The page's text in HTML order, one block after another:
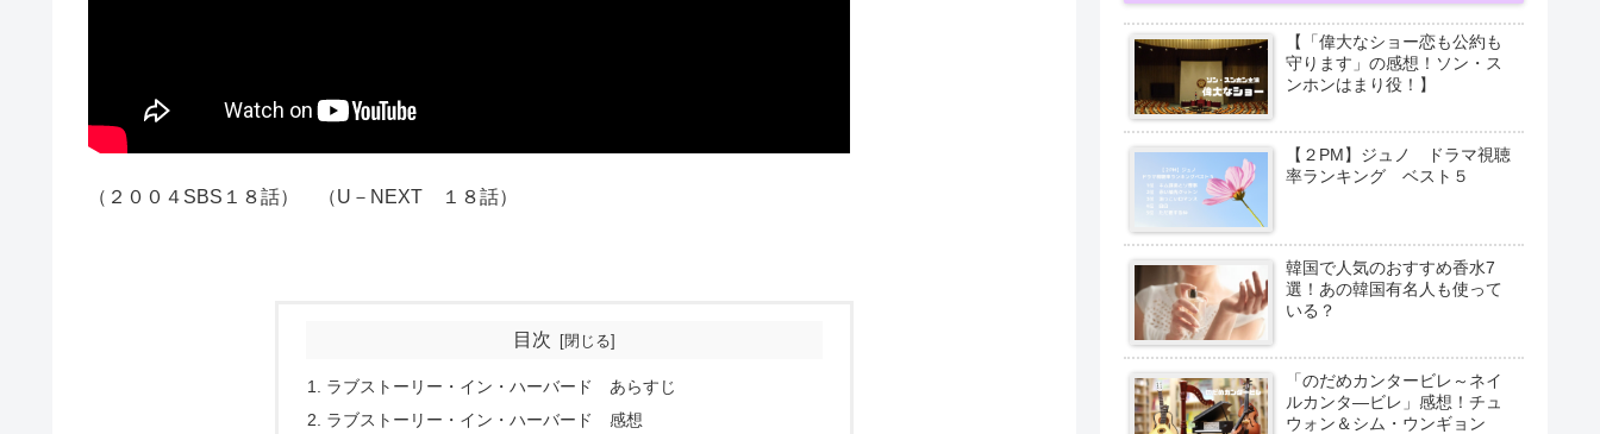
（２００４SBS１８話） （U－NEXT １８話）
目次
ラブストーリー・イン・ハーバード あらすじ
ラブストーリー・イン・ハーバード 感想
【「偉大なショー恋も公約も
守ります」の感想！ソン・ス
ンホンはまり役！】
【２PM】ジュノ ドラマ視聴
率ランキング ベスト５
韓国で人気のおすすめ香水7
選！あの韓国有名人も使って
いる？
「のだめカンタービレ～ネイ
ルカンタ―ビレ」感想！チュ
ウォン＆シム・ウンギョン